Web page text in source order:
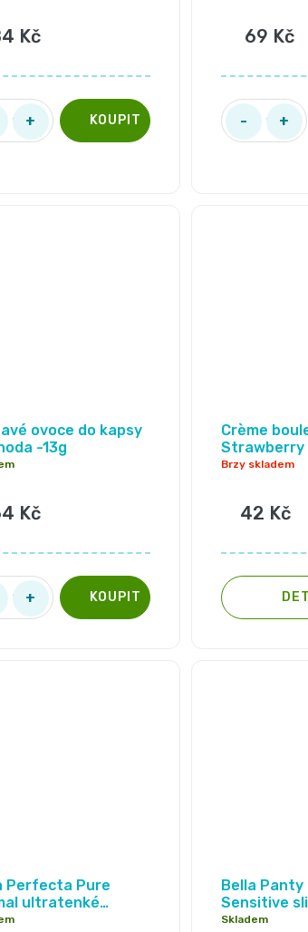
Kč 69 Kč
ovoce do kapsy
-13g
Kč
Crème
Strawberry
Brzy skladem
42 Kč
Perfecta Pure
ultratenké
vložky, 10 ks
Bella Panty
Sensitive
20ks
Skladem